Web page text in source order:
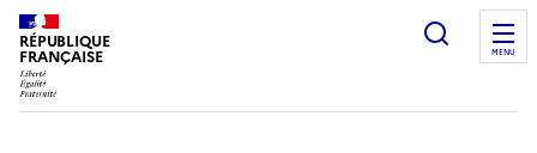
RÉPUBLIQUE
FRANÇAISE
Ouvrir
MENU